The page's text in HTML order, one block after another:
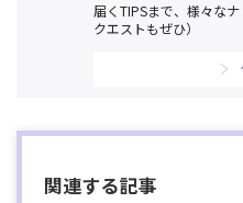
届くTIPSまで、様々な
クエストもぜひ）
関連する記事